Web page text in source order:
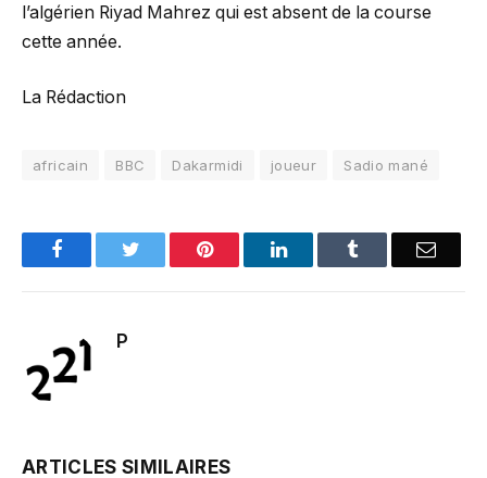
l’algérien Riyad Mahrez qui est absent de la course
cette année.
La Rédaction
africain BBC Dakarmidi joueur Sadio mané
FacebookTwitter Pinterest LinkedInTumblr Email
P
ARTICLES SIMILAIRES